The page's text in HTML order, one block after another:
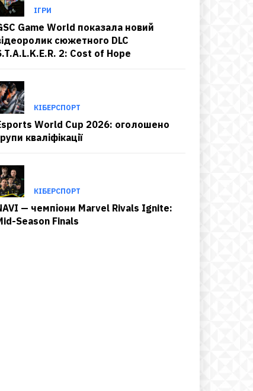
ІГРИ
Game World показала новий
сюжетного DLC
2: Cost of Hope
КІБЕРСПОРТ
World Cup 2026: оголошено
кваліфікації
КІБЕРСПОРТ
— чемпіони Marvel Rivals Ignite:
Season Finals